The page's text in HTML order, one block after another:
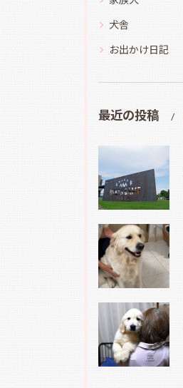
犬舎
お出かけ日記
最近の投稿